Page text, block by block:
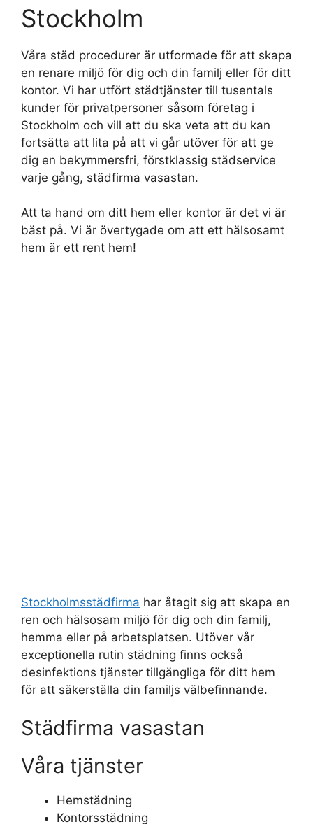
Stockholm
Våra städ procedurer är utformade för att skapa
en renare miljö för dig och din familj eller för ditt
kontor. Vi har utfört städtjänster till tusentals
kunder för privatpersoner såsom företag i
Stockholm och vill att du ska veta att du kan
fortsätta att lita på att vi går utöver för att ge
dig en bekymmersfri, förstklassig städservice
varje gång, städfirma vasastan.
Att ta hand om ditt hem eller kontor är det vi är
bäst på. Vi är övertygade om att ett hälsosamt
hem är ett rent hem!
Stockholmsstädfirma har åtagit sig att skapa en
ren och hälsosam miljö för dig och din familj,
hemma eller på arbetsplatsen. Utöver vår
exceptionella rutin städning finns också
desinfektions tjänster tillgängliga för ditt hem
för att säkerställa din familjs välbefinnande.
Städfirma vasastan
Våra tjänster
Hemstädning
Kontorsstädning